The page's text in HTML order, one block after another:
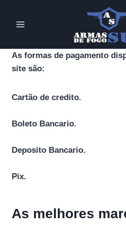
As formas de pagamento
site são:
Cartão de credito.
Boleto Bancario.
Deposito Bancario.
Pix.
As melhores